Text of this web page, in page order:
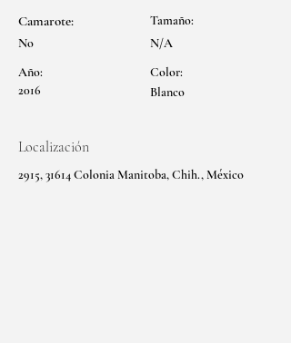
Camarote:
No
Año:
2016
Tamaño:
N/A
Color:
Blanco
Localización
2915, 31614 Colonia Manitoba, Chih., México